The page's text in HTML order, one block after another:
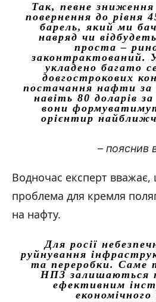
Так, певне зниження
повернення до рівня
барель, який ми
навряд чи
проста –
законтрактований.
укладено багато
довгострокових
постачання нафти за
навіть 80 доларів
вони
орієнтир
– пояснив
Водночас експерт
проблема для кремля
на нафту.
Для росії
руйнування
та переробки. Саме
НПЗ залишаються
ефективним